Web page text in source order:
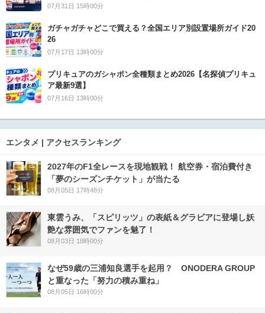
07月31日 15時00分
ガチャガチャどこで買える？全国エリア別設置場所ガイド20
26
07月17日 13時00分
プリキュアのガシャポン全種類まとめ2026【名探偵プリキュ
ア最新9選】
07月16日 13時00分
エンタメ | アクセスランキング
2027年のF1全レースを現地観戦！ 航空券・宿泊費付き
「夢のシーズンチケット」が当たる
08月05日 17時48分
東雲うみ、「スピリッツ」の表紙＆グラビアに登場し妖
艶な雰囲気でファンを魅了！
08月03日 18時00分
なぜ59歳の三浦知良選手を起用？ ONODERA GROUP
と重なった「努力の積み重ね」
08月05日 16時00分